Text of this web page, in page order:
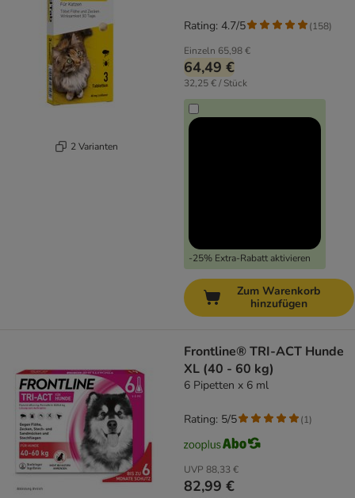
2 Varianten
Einzeln 65,98 €
64,49 €
32,25 € / Stück
-25% Extra-Rabatt aktivieren
Rating: 4.7/5 (158)
Zum Warenkorb
hinzufügen
Frontline® TRI-ACT Hunde
XL (40 - 60 kg)
6 Pipetten x 6 ml
UVP 88,33 €
82,99 €
Rating: 5/5 (1)